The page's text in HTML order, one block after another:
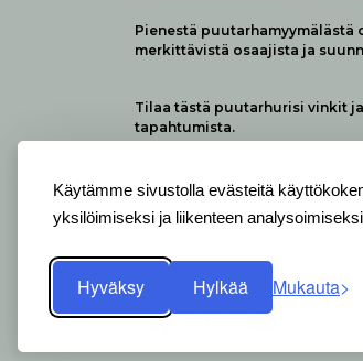
Käytämme sivustolla evästeitä
yksilöimiseksi ja liikenteen
Hyväksy Hylkää Mukauta
Pienestä puutarhamyymälästä
merkittävistä osaajista ja
Tilaa tästä puutarhurisi vinkit
tapahtumista.